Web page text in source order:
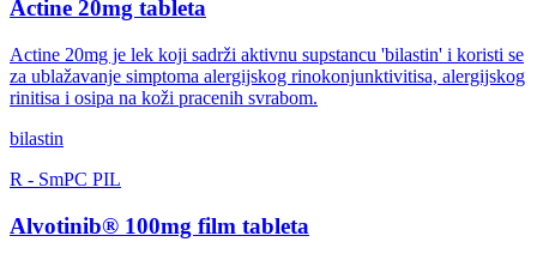
Actine 20mg tableta
Actine 20mg je lek koji sadrži aktivnu supstancu 'bilastin' i koristi se
za ublažavanje simptoma alergijskog rinokonjunktivitisa, alergijskog
rinitisa i osipa na koži pracenih svrabom.
bilastin
R - SmPC PIL
Alvotinib® 100mg film tableta